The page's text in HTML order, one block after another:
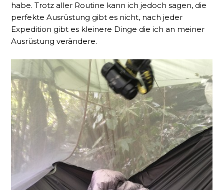
habe. Trotz aller Routine kann ich jedoch sagen, die
perfekte Ausrüstung gibt es nicht, nach jeder
Expedition gibt es kleinere Dinge die ich an meiner
Ausrüstung verändere.